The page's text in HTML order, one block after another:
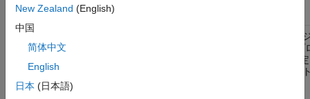
ジョブ マネージャーおよび
ネージャー ルックアップ プ
起動するホストの名前を指
省略すると、ローカル ホス
New Zealand (English)
中国
简体中文
English
日本 (日本語)